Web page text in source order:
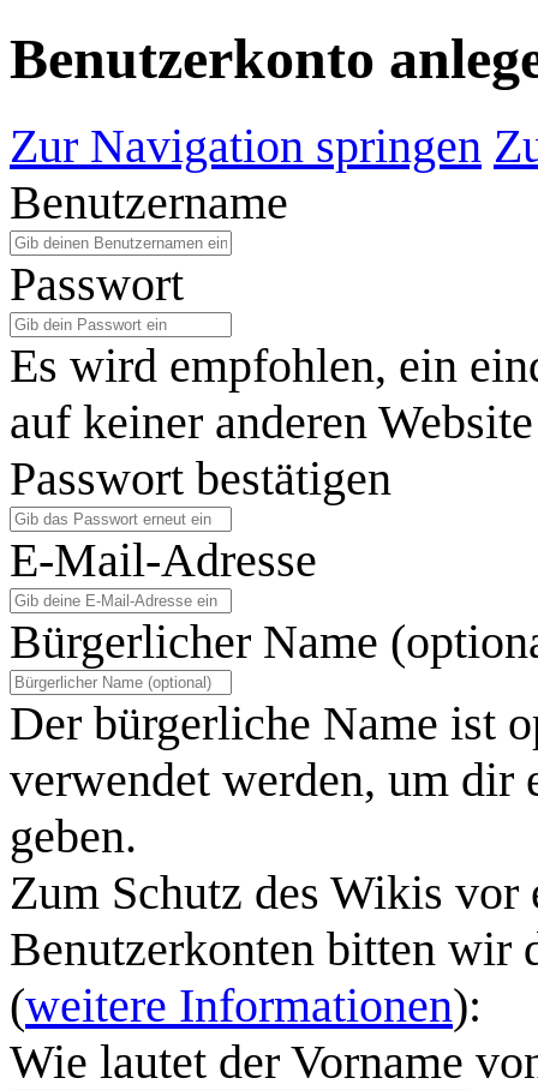
Benutzerkonto
Zur Navigation springen
Benutzername
Passwort
Es wird empfohlen, ein
auf keiner anderen
Passwort bestätigen
E-Mail-Adresse
Bürgerlicher Name
Der bürgerliche Name ist
verwendet werden, um dir
geben.
Zum Schutz des Wikis
Benutzerkonten bitten wir
(weitere Informationen):
Wie lautet der Vorname